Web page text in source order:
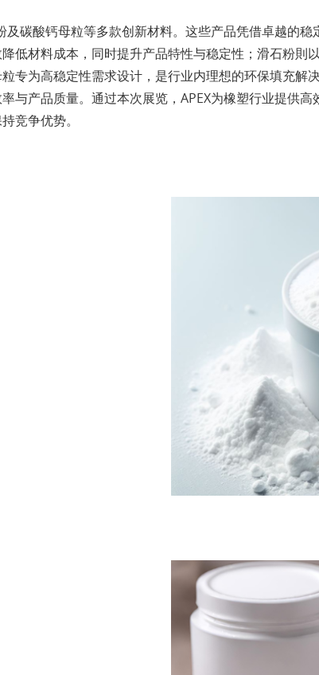
及碳酸钙母粒等多款创新材料。这些产品凭借卓越的
低材料成本，同时提升产品特性与稳定性；滑石粉則
专为高稳定性需求设计，是行业内理想的环保填充解
与产品质量。通过本次展览，APEX为橡塑行业提供
竞争优势。